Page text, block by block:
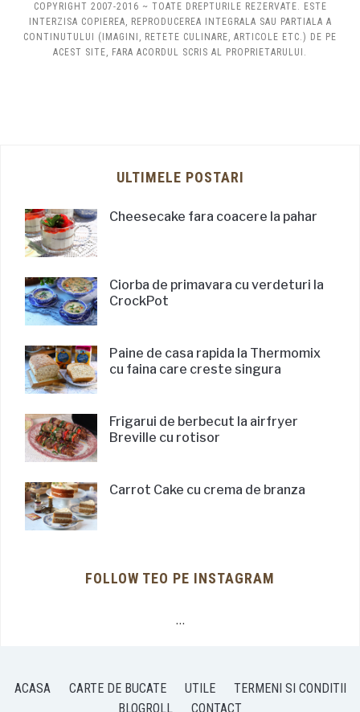
COPYRIGHT 2007-2016 ~ TOATE DREPTURILE REZERVATE. ESTE
INTERZISA COPIEREA, REPRODUCEREA INTEGRALA SAU PARTIALA A
CONTINUTULUI (IMAGINI, RETETE CULINARE, ARTICOLE ETC.) DE PE
ACEST SITE, FARA ACORDUL SCRIS AL PROPRIETARULUI.
ULTIMELE POSTARI
Cheesecake fara coacere la pahar
Ciorba de primavara cu verdeturi la
CrockPot
Paine de casa rapida la Thermomix
cu faina care creste singura
Frigarui de berbecut la airfryer
Breville cu rotisor
Carrot Cake cu crema de branza
FOLLOW TEO PE INSTAGRAM
…
ACASA CARTE DE BUCATE UTILE
TERMENI SI CONDITII
BLOGROLL
CONTACT